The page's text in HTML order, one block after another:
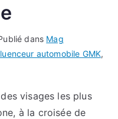
dans Mag
automobile GMK,
des visages les plus
à la croisée de